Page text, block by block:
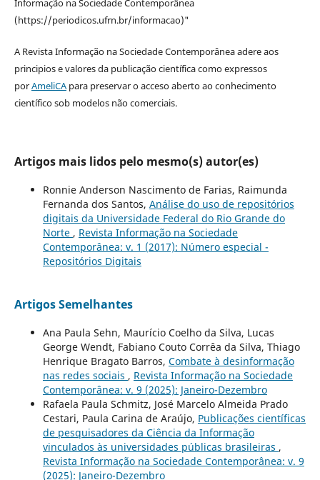
Informação na Sociedade Contemporânea
(https://periodicos.ufrn.br/informacao)"
A Revista Informação na Sociedade Contemporânea adere aos
principios e valores da publicação científica como expressos
porAmeliCApara preservar o acceso aberto ao conhecimento
científico sob modelos não comerciais.
Artigos mais lidos pelo mesmo(s) autor(es)
Ronnie Anderson Nascimento de Farias, Raimunda
Fernanda dos Santos, Análise do uso de repositórios
digitais da Universidade Federal do Rio Grande do
Norte , Revista Informação na Sociedade
Contemporânea: v. 1 (2017): Número especial -
Repositórios Digitais
Artigos Semelhantes
Ana Paula Sehn, Maurício Coelho da Silva, Lucas
George Wendt, Fabiano Couto Corrêa da Silva, Thiago
Henrique Bragato Barros, Combate à desinformação
nas redes sociais , Revista Informação na Sociedade
Contemporânea: v. 9 (2025): Janeiro-Dezembro
Rafaela Paula Schmitz, José Marcelo Almeida Prado
Cestari, Paula Carina de Araújo, Publicações científicas
de pesquisadores da Ciência da Informação
vinculados às universidades públicas brasileiras ,
Revista Informação na Sociedade Contemporânea: v. 9
(2025): Janeiro-Dezembro